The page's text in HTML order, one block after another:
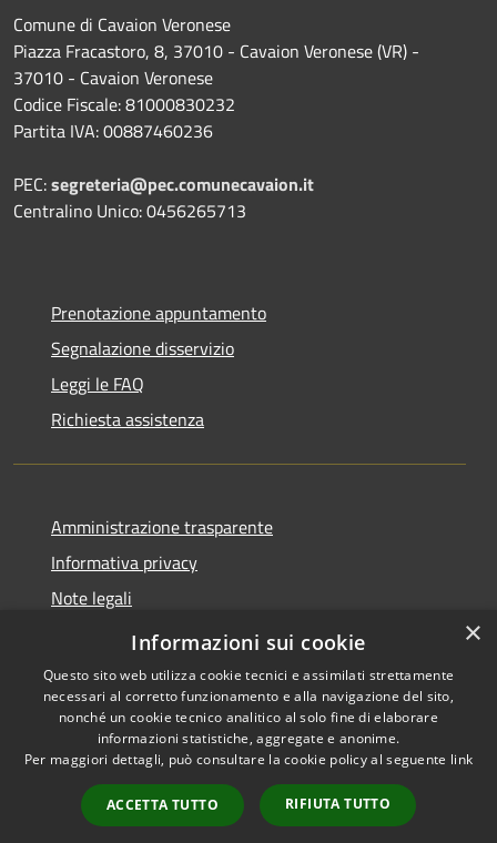
Comune di Cavaion Veronese
Piazza Fracastoro, 8, 37010 - Cavaion Veronese (VR) -
37010 - Cavaion Veronese
Codice Fiscale: 81000830232
Partita IVA: 00887460236
PEC:segreteria@pec.comunecavaion.it
Centralino Unico: 0456265713
Prenotazione appuntamento
Segnalazione disservizio
Leggi le FAQ
Richiesta assistenza
Amministrazione trasparente
Informativa privacy
Note legali
Dichiarazione di accessibilità
Accessibilità
Copyright © 2026 • Comune di
Cavaion Veronese • Powered
byMunicipium
Accesso
redazione
×
Informazioni sui cookie
Questo sito web utilizza cookie tecnici e assimilati strettamente
necessari al corretto funzionamento e alla navigazione del sito,
nonché un cookie tecnico analitico al solo fine di elaborare
informazioni statistiche, aggregate e anonime.
Per maggiori dettagli, può consultare la cookie policy al seguente link
ACCETTA TUTTO RIFIUTA TUTTO